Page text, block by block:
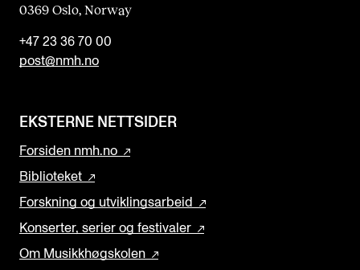
0369 Oslo, Norway
+47 23 36 70 00
post@nmh.no
EKSTERNE NETTSIDER
Forsiden nmh.no
Biblioteket
Forskning og utviklingsarbeid
Konserter, serier og festivaler
Om Musikkhøgskolen